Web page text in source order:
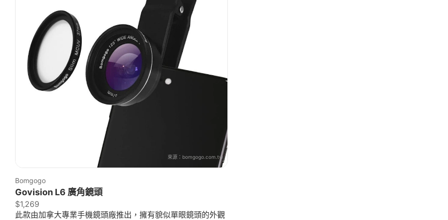
來源： bomgogo.com.tw
Bomgogo
Govision L6 廣角鏡頭
$1,269
此款由加拿大專業手機鏡頭廠推出，擁有貌似單眼鏡頭的外觀